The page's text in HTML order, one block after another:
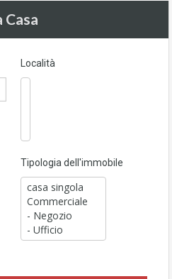
Casa
Località
Tipologia dell'immobile